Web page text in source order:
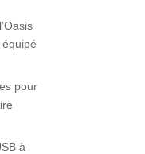
équipé
pour
à